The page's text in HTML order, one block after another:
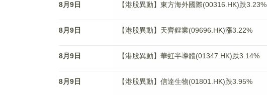
8月9日 【港股異動】東方海外國際(00316.HK)跌3.23%
8月9日 【港股異動】天齊鋰業(09696.HK)漲3.22%
8月9日 【港股異動】華虹半導體(01347.HK)跌3.14%
8月9日 【港股異動】信達生物(01801.HK)跌3.95%